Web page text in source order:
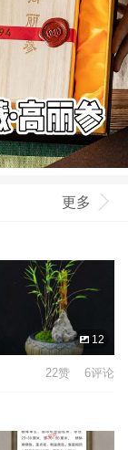
更多
12
22赞 6评论